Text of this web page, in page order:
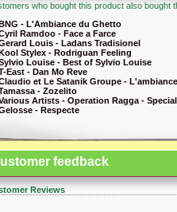
who bought this product also bought
- L'Ambiance du Ghetto
Ramdoo - Face a Farce
Louis - Ladans Tradisionel
Stylex - Rodriguan Feeling
Louise - Best of Sylvio Louise
East - Dan Mo Reve
et Le Satanik Groupe -
- Zozelito
Artists - Operation Ragga -
- Respecte
feedback
Reviews